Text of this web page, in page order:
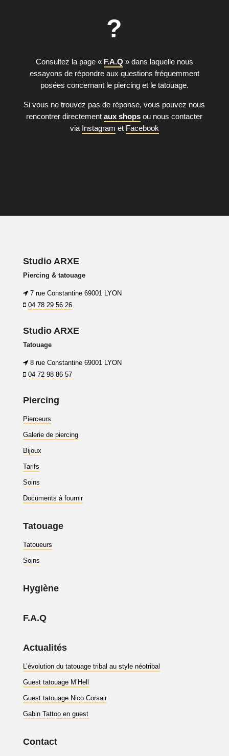
?
Consultez la page « F.A.Q » dans laquelle nous
essayons de répondre aux questions fréquemment
posées concernant le piercing et le tatouage.
Si vous ne trouvez pas de réponse, vous pouvez nous
rencontrer directement aux shops ou nous contacter
via Instagram et Facebook
Studio ARXE
Piercing & tatouage
7 rue Constantine 69001 LYON
04 78 29 56 26
Studio ARXE
Tatouage
8 rue Constantine 69001 LYON
04 72 98 86 57
Piercing
Pierceurs
Galerie de piercing
Bijoux
Tarifs
Soins
Documents à fournir
Tatouage
Tatoueurs
Soins
Hygiène
F.A.Q
Actualités
L’évolution du tatouage tribal au style néotribal
Guest tatouage M’Hell
Guest tatouage Nico Corsair
Gabin Tattoo en guest
Contact